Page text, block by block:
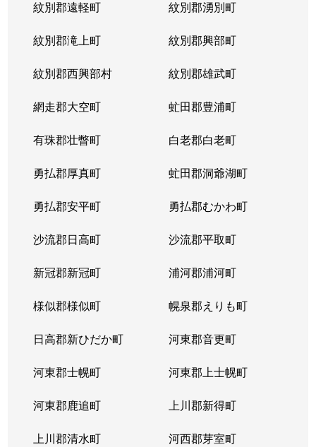
紋別郡遠軽町 紋別郡湧別町
紋別郡滝上町 紋別郡興部町
紋別郡西興部村 紋別郡雄武町
網走郡大空町 虻田郡豊浦町
有珠郡壮瞥町 白老郡白老町
勇払郡厚真町 虻田郡洞爺湖町
勇払郡安平町 勇払郡むかわ町
沙流郡日高町 沙流郡平取町
新冠郡新冠町 浦河郡浦河町
様似郡様似町 幌泉郡えりも町
日高郡新ひだか町 河東郡音更町
河東郡士幌町 河東郡上士幌町
河東郡鹿追町 上川郡新得町
上川郡清水町 河西郡芽室町